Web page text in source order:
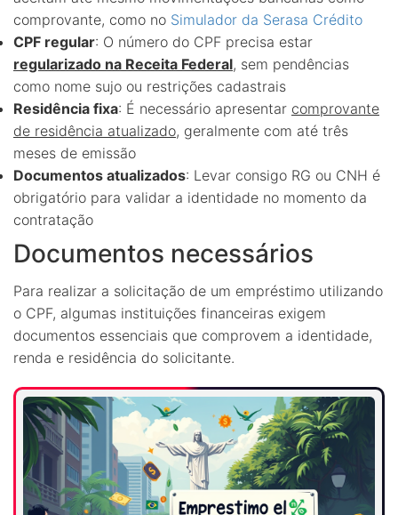
comprovante, como no Simulador da Serasa Crédito
CPF regular: O número do CPF precisa estar
regularizado na Receita Federal, sem pendências
como nome sujo ou restrições cadastrais
Residência fixa: É necessário apresentar comprovante
de residência atualizado, geralmente com até três
meses de emissão
Documentos atualizados: Levar consigo RG ou CNH é
obrigatório para validar a identidade no momento da
contratação
Documentos necessários
Para realizar a solicitação de um empréstimo utilizando
o CPF, algumas instituições financeiras exigem
documentos essenciais que comprovem a identidade,
renda e residência do solicitante.